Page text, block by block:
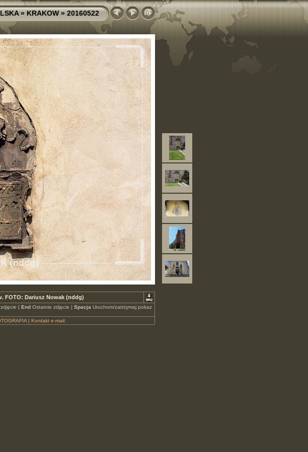
»KRAKOW»20160522
FOTO: Dariusz Nowak (nddg)
| EndOstatnie zdjęcie | Spacja Uruchom/zatrzymaj pokaz
| Kontakt e-mail: